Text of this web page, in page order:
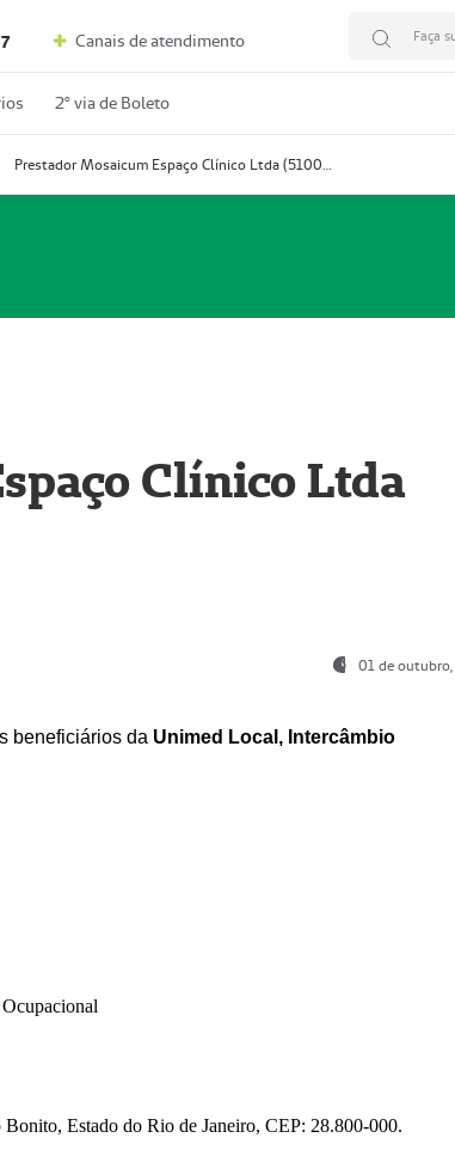
Canais de atendimento Faça
2º via de Boleto
Prestador Mosaicum Espaço Clínico Ltda (51004352-0)
Clínico Ltda
01 de
beneficiários da Unimed Local, Intercâmbio
Estado do Rio de Janeiro, CEP: 28.800-000.